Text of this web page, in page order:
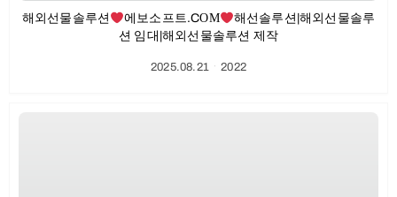
해외선물솔루션 에보소프트.CΟΜ
해선솔루션|해외선물솔루
션 임대|해외선물솔루션 제작
2025.08.21ㆍ2022